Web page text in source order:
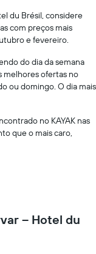
du Brésil, considere
com preços mais
e fevereiro.
do dia da semana
melhores ofertas no
ou domingo. O dia mais
no KAYAK nas
que o mais caro,
– Hotel du